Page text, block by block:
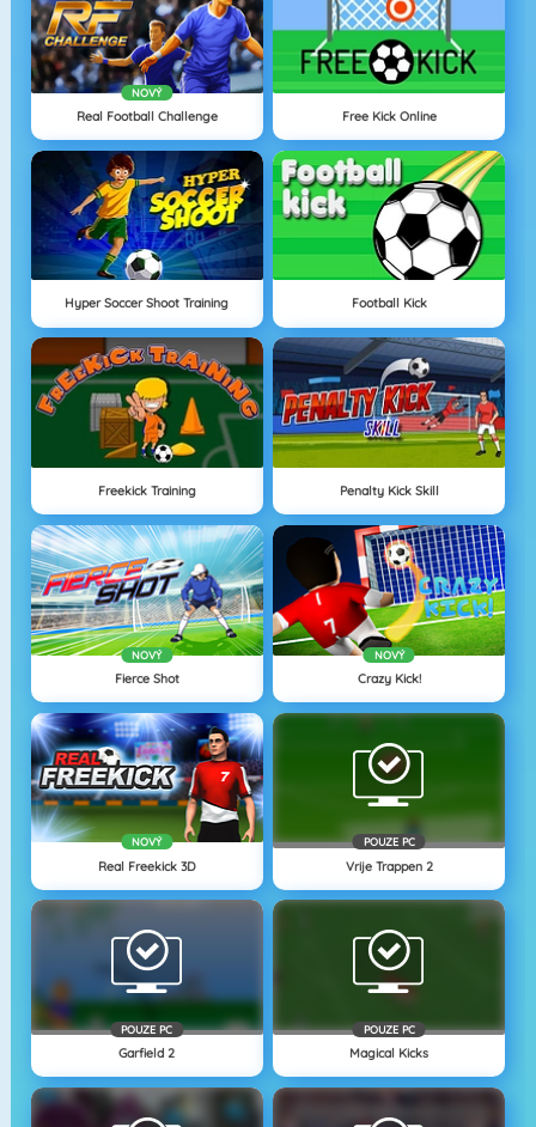
NOVÝ
Real Football Challenge Free Kick Online
Hyper Soccer Shoot Training Football Kick
Freekick Training Penalty Kick Skill
NOVÝ
Fierce Shot
NOVÝ
Crazy Kick!
NOVÝ
Real Freekick 3D
POUZE PC
Vrije Trappen 2
POUZE PC
Garfield 2
POUZE PC
Magical Kicks